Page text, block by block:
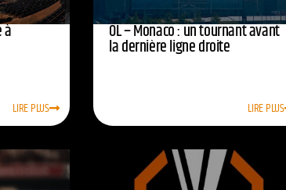
à
LIRE PLUS
OL – Monaco : un tournant avant
la dernière ligne droite
LIRE PLUS